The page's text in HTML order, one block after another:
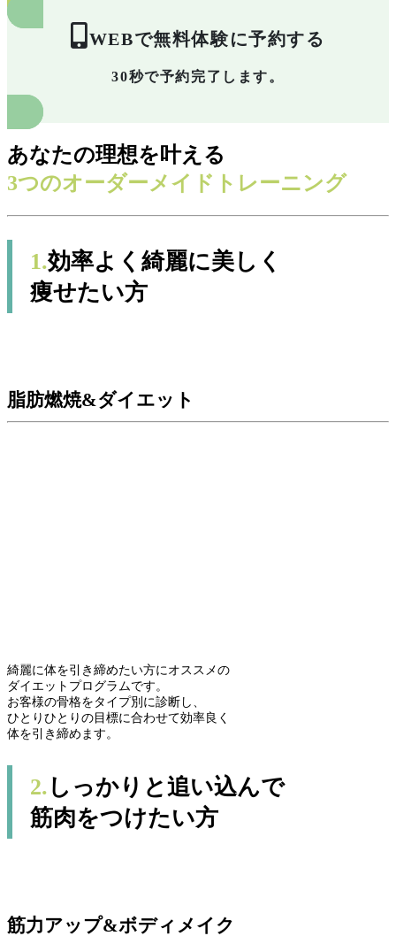
WEBで無料体験に予約する
30秒で予約完了します。
あなたの理想を叶える
3つのオーダーメイドトレーニング
1.効率よく綺麗に美しく
痩せたい方
脂肪燃焼&ダイエット
綺麗に体を引き締めたい方にオススメの
ダイエットプログラムです。
お客様の骨格をタイプ別に診断し、
ひとりひとりの目標に合わせて効率良く
体を引き締めます。
2. しっかりと追い込んで
筋肉をつけたい方
筋力アップ&ボディメイク